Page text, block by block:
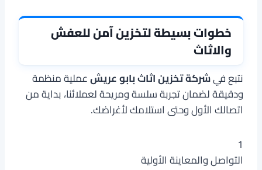
خطوات بسيطة لتخزين آمن للعفش
والاثاث
نتبع فيشركة تخزين اثاث بابو عريشعملية منظمة
ودقيقة لضمان تجربة سلسة ومريحة لعملائنا، بداية من
اتصالك الأول وحتى استلامك لأغراضك.
1
التواصل والمعاينة الأولية